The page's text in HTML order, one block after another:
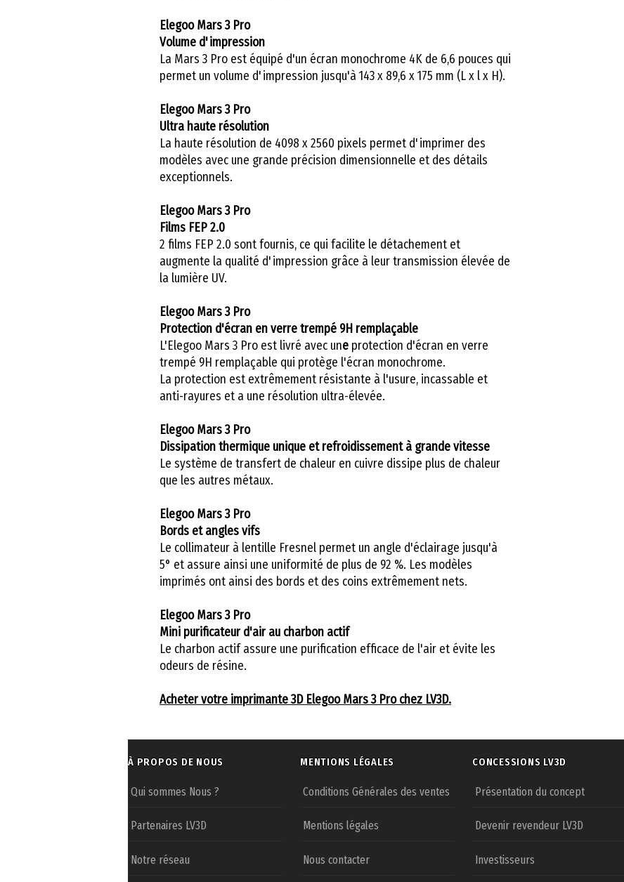
Elegoo Mars 3 Pro
Volume d'impression
La Mars 3 Pro est équipé d'un écran monochrome 4K de 6,6 pouces qui
permet un volume d'impression jusqu'à 143 x 89,6 x 175 mm (L x l x H).
Elegoo Mars 3 Pro
Ultra haute résolution
La haute résolution de 4098 x 2560 pixels permet d'imprimer des
modèles avec une grande précision dimensionnelle et des détails
exceptionnels.
Elegoo Mars 3 Pro
Films FEP 2.0
2 films FEP 2.0 sont fournis, ce qui facilite le détachement et
augmente la qualité d'impression grâce à leur transmission élevée de
la lumière UV.
Elegoo Mars 3 Pro
Protection d'écran en verre trempé 9H remplaçable
L'Elegoo Mars 3 Pro est livré avec une protection d'écran en verre
trempé 9H remplaçable qui protège l'écran monochrome.
La protection est extrêmement résistante à l'usure, incassable et
anti-rayures et a une résolution ultra-élevée.
Elegoo Mars 3 Pro
Dissipation thermique unique et refroidissement à grande vitesse
Le système de transfert de chaleur en cuivre dissipe plus de chaleur
que les autres métaux.
Elegoo Mars 3 Pro
Bords et angles vifs
Le collimateur à lentille Fresnel permet un angle d'éclairage jusqu'à
5° et assure ainsi une uniformité de plus de 92 %. Les modèles
imprimés ont ainsi des bords et des coins extrêmement nets.
Elegoo Mars 3 Pro
Mini purificateur d'air au charbon actif
Le charbon actif assure une purification efficace de l'air et évite les
odeurs de résine.
Acheter votre imprimante 3D Elegoo Mars 3 Pro chez LV3D.
À PROPOS DE NOUS
Qui sommes Nous ?
Partenaires LV3D
Notre réseau
MENTIONS LÉGALES
Conditions Générales des ventes
Mentions légales
Nous contacter
CONCESSIONS LV3D
Présentation du concept
Devenir revendeur LV3D
Investisseurs